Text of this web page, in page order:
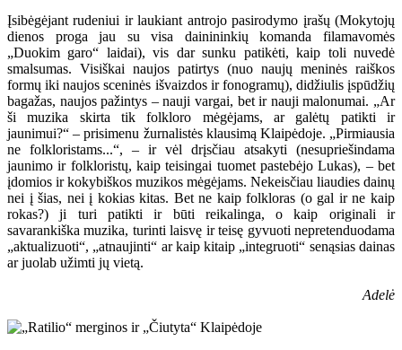
Įsibėgėjant rudeniui ir laukiant antrojo pasirodymo įrašų (Mokytojų
dienos proga jau su visa dainininkių komanda filamavomės
„Duokim garo“ laidai), vis dar sunku patikėti, kaip toli nuvedė
smalsumas. Visiškai naujos patirtys (nuo naujų meninės raiškos
formų iki naujos sceninės išvaizdos ir fonogramų), didžiulis įspūdžių
bagažas, naujos pažintys – nauji vargai, bet ir nauji malonumai. „Ar
ši muzika skirta tik folkloro mėgėjams, ar galėtų patikti ir
jaunimui?“ – prisimenu žurnalistės klausimą Klaipėdoje. „Pirmiausia
ne folkloristams...“, – ir vėl drįsčiau atsakyti (nesupriešindama
jaunimo ir folkloristų, kaip teisingai tuomet pastebėjo Lukas), – bet
įdomios ir kokybiškos muzikos mėgėjams. Nekeisčiau liaudies dainų
nei į šias, nei į kokias kitas. Bet ne kaip folkloras (o gal ir ne kaip
rokas?) ji turi patikti ir būti reikalinga, o kaip originali ir
savarankiška muzika, turinti laisvę ir teisę gyvuoti nepretenduodama
„aktualizuoti“, „atnaujinti“ ar kaip kitaip „integruoti“ senąsias dainas
ar juolab užimti jų vietą.
Adelė